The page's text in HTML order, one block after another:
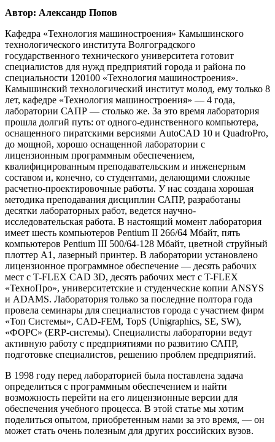
Автор: Александр Попов
Кафедра «Технология машиностроения» Камышинского
технологического института Волгоградского
государственного технического университета готовит
специалистов для нужд предприятий города и района по
специальности 120100 «Технология машиностроения».
Камышинский технологический институт молод, ему только 8
лет, кафедре «Технология машиностроения» — 4 года,
лаборатории САПР — столько же. За это время лаборатория
прошла долгий путь: от одного-единственного компьютера,
оснащенного пиратскими версиями AutoCAD 10 и QuadroPro,
до мощной, хорошо оснащенной лаборатории с
лицензионным программным обеспечением,
квалифицированным преподавательским и инженерным
составом и, конечно, со студентами, делающими сложные
расчетно-проектировочные работы. У нас создана хорошая
методика преподавания дисциплин САПР, разработаны
десятки лабораторных работ, ведется научно-
исследовательская работа. В настоящий момент лаборатория
имеет шесть компьютеров Pentium II 266/64 Mбайт, пять
компьютеров Pentium III 500/64-128 Mбайт, цветной струйный
плоттер А1, лазерный принтер. В лаборатории установлено
лицензионное программное обеспечение — десять рабочих
мест с T-FLEX CAD 3D, десять рабочих мест с T-FLEX
«ТехноПро», университетские и студенческие копии ANSYS
и ADAMS. Лаборатория только за последние полтора года
провела семинары для специалистов города с участием фирм
«Топ Системы», CAD-FEM, TopS (Unigraphics, SE, SW),
«ФОРС» (ERP-системы). Специалисты лаборатории ведут
активную работу с предприятиями по развитию САПР,
подготовке специалистов, решению проблем предприятий.
В 1998 году перед лабораторией была поставлена задача
определиться с программным обеспечением и найти
возможность перейти на его лицензионные версии для
обеспечения учебного процесса. В этой статье мы хотим
поделиться опытом, приобретенным нами за это время, — он
может стать очень полезным для других российских вузов.